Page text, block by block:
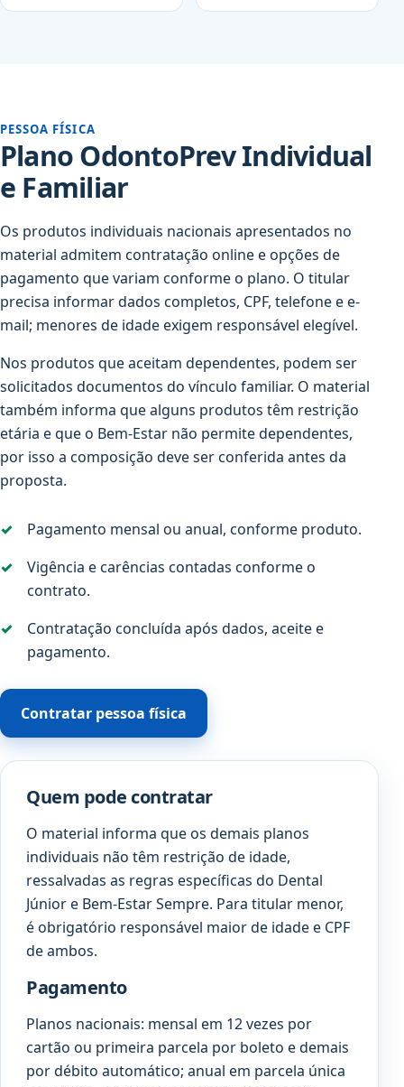
PESSOA FÍSICA
Plano OdontoPrev Individual
e Familiar
Os produtos individuais nacionais apresentados no
material admitem contratação online e opções de
pagamento que variam conforme o plano. O titular
precisa informar dados completos, CPF, telefone e e-
mail; menores de idade exigem responsável elegível.
Nos produtos que aceitam dependentes, podem ser
solicitados documentos do vínculo familiar. O material
também informa que alguns produtos têm restrição
etária e que o Bem-Estar não permite dependentes,
por isso a composição deve ser conferida antes da
proposta.
Pagamento mensal ou anual, conforme produto.
Vigência e carências contadas conforme o
contrato.
Contratação concluída após dados, aceite e
pagamento.
Contratar pessoa física
Quem pode contratar
O material informa que os demais planos
individuais não têm restrição de idade,
ressalvadas as regras específicas do Dental
Júnior e Bem-Estar Sempre. Para titular menor,
é obrigatório responsável maior de idade e CPF
de ambos.
Pagamento
Planos nacionais: mensal em 12 vezes por
cartão ou primeira parcela por boleto e demais
por débito automático; anual em parcela única